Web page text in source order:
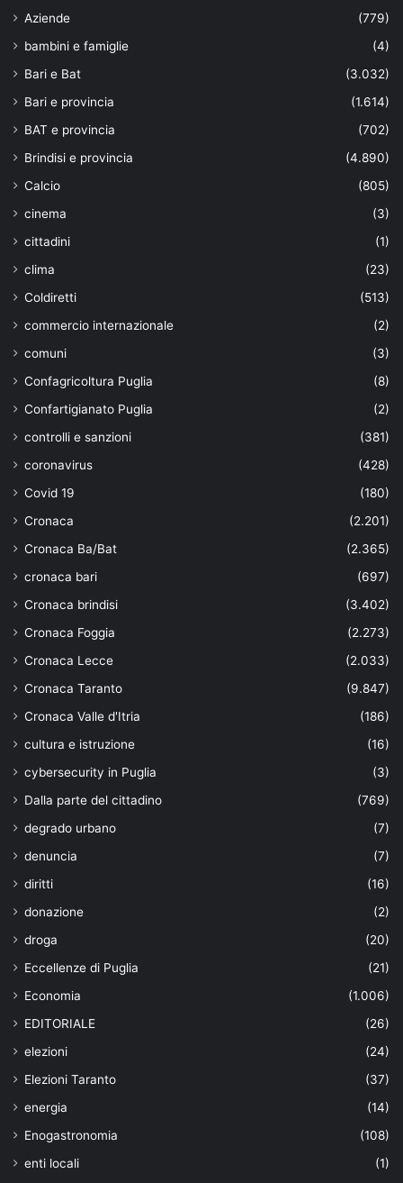
Aziende
(779)
bambini e famiglie
(4)
Bari e Bat
(3.032)
Bari e provincia
(1.614)
BAT e provincia
(702)
Brindisi e provincia
(4.890)
Calcio
(805)
cinema
(3)
cittadini
(1)
clima
(23)
Coldiretti
(513)
commercio internazionale
(2)
comuni
(3)
Confagricoltura Puglia
(8)
Confartigianato Puglia
(2)
controlli e sanzioni
(381)
coronavirus
(428)
Covid 19
(180)
Cronaca
(2.201)
Cronaca Ba/Bat
(2.365)
cronaca bari
(697)
Cronaca brindisi
(3.402)
Cronaca Foggia
(2.273)
Cronaca Lecce
(2.033)
Cronaca Taranto
(9.847)
Cronaca Valle d'Itria
(186)
cultura e istruzione
(16)
cybersecurity in Puglia
(3)
Dalla parte del cittadino
(769)
degrado urbano
(7)
denuncia
(7)
diritti
(16)
donazione
(2)
droga
(20)
Eccellenze di Puglia
(21)
Economia
(1.006)
EDITORIALE
(26)
elezioni
(24)
Elezioni Taranto
(37)
energia
(14)
Enogastronomia
(108)
enti locali
(1)